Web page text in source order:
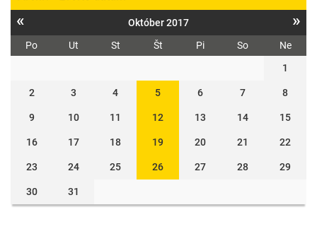
« Október 2017 »
Po Ut St Št Pi So
Ne
1
2 3 4 5 6 7 8
9 10 11 12 13 14 15
16 17 18 19 20 21 22
23 24 25 26 27 28 29
30 31